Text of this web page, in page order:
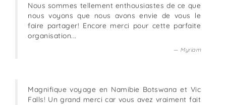
Nous sommes tellement enthousiastes de ce que
nous voyons que nous avons envie de vous le
faire partager! Encore merci pour cette parfaite
organisation...
Myriam
Magnifique voyage en Namibie Botswana et Vic
Falls! Un grand merci car vous avez vraiment fait